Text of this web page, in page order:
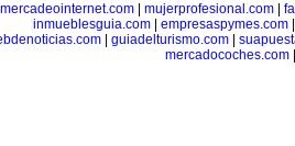
mercadeointernet.com
mujerprofesional.com
inmueblesguia.com| empresaspymes.com
guiadelturismo.com
mercadocoches.com|